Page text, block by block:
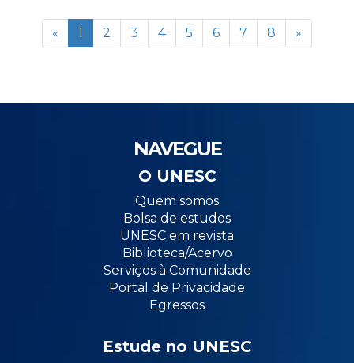
« 1 2 3 4 5 6 7 8 »
NAVEGUE
O UNESC
Quem somos
Bolsa de estudos
UNESC em revista
Biblioteca/Acervo
Serviços à Comunidade
Portal de Privacidade
Egressos
Estude no UNESC